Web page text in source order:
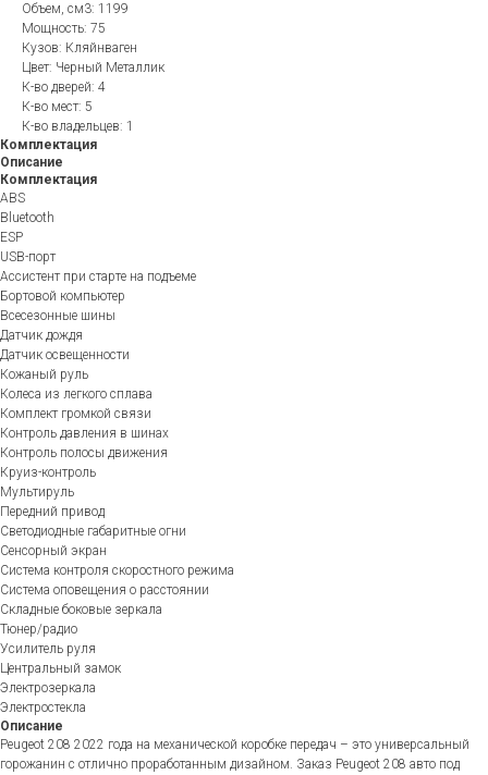
Объем, см3: 1199
Мощность: 75
Кузов: Кляйнваген
Цвет: Черный Металлик
К-во дверей: 4
К-во мест: 5
К-во владельцев: 1
Комплектация
Описание
Комплектация
ABS
Bluetooth
ESP
USB-порт
Ассистент при старте на подъеме
Бортовой компьютер
Всесезонные шины
Датчик дождя
Датчик освещенности
Кожаный руль
Колеса из легкого сплава
Комплект громкой связи
Контроль давления в шинах
Контроль полосы движения
Круиз-контроль
Мультируль
Передний привод
Светодиодные габаритные огни
Сенсорный экран
Система контроля скоростного режима
Система оповещения о расстоянии
Складные боковые зеркала
Тюнер/радио
Усилитель руля
Центральный замок
Электрозеркала
Электростекла
Описание
Peugeot 208 2022 года на механической коробке передач – это универсальный
горожанин с отлично проработанным дизайном. Заказ Peugeot 208 авто под